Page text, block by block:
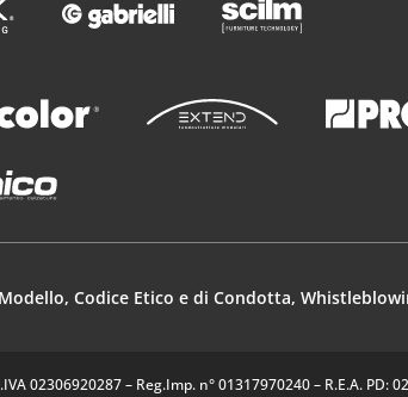
Modello, Codice Etico e di Condotta,
02306920287 – Reg.Imp. n° 01317970240 – R.E.A.